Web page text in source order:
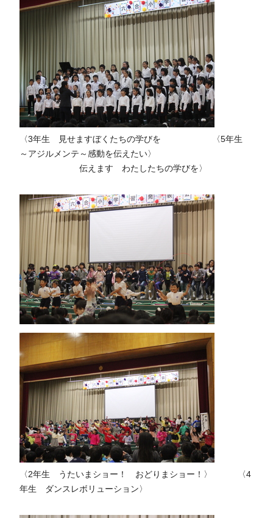
〈3年生 見せますぼくたちの学びを 〈5年生
～アジルメンテ～感動を伝えたい〉
伝えます わたしたちの学びを〉
〈2年生 うたいまショー！ おどりまショー！〉 〈4
年生 ダンスレボリューション〉